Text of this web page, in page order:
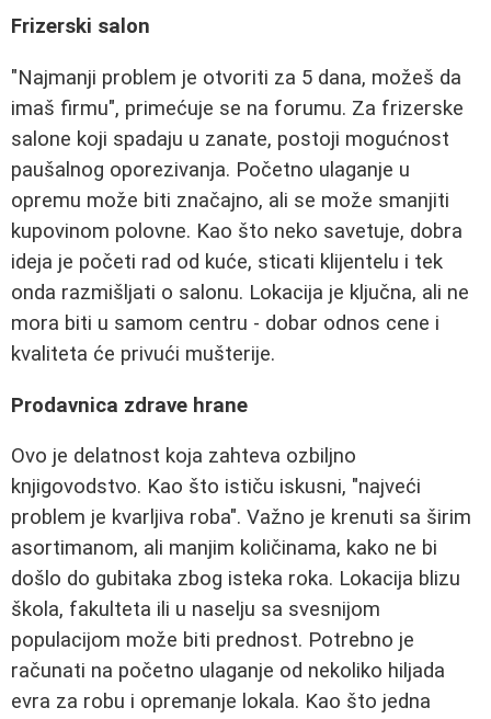
Frizerski salon
"Najmanji problem je otvoriti za 5 dana, možeš da
imaš firmu", primećuje se na forumu. Za frizerske
salone koji spadaju u zanate, postoji mogućnost
paušalnog oporezivanja. Početno ulaganje u
opremu može biti značajno, ali se može smanjiti
kupovinom polovne. Kao što neko savetuje, dobra
ideja je početi rad od kuće, sticati klijentelu i tek
onda razmišljati o salonu. Lokacija je ključna, ali ne
mora biti u samom centru - dobar odnos cene i
kvaliteta će privući mušterije.
Prodavnica zdrave hrane
Ovo je delatnost koja zahteva ozbiljno
knjigovodstvo. Kao što ističu iskusni, "najveći
problem je kvarljiva roba". Važno je krenuti sa širim
asortimanom, ali manjim količinama, kako ne bi
došlo do gubitaka zbog isteka roka. Lokacija blizu
škola, fakulteta ili u naselju sa svesnijom
populacijom može biti prednost. Potrebno je
računati na početno ulaganje od nekoliko hiljada
evra za robu i opremanje lokala. Kao što jedna